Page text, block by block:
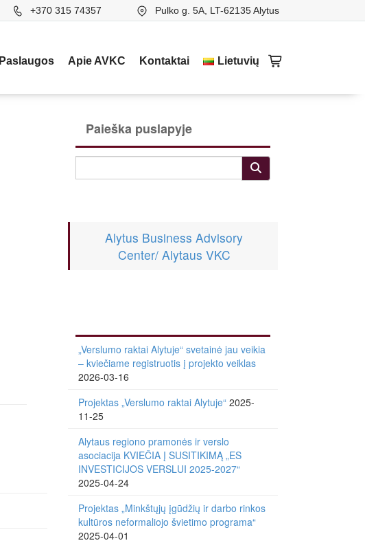
+370 315 74357 Pulko g. 5A, LT-62135 Alytus
Paslaugos Apie AVKC Kontaktai Lietuvių
Paieška puslapyje
Alytus Business Advisory
Center/ Alytaus VKC
„Verslumo raktai Alytuje“ svetainė jau veikia
– kviečiame registruotis į projekto veiklas
2026-03-16
Projektas „Verslumo raktai Alytuje“ 2025-
11-25
Alytaus regiono pramonės ir verslo
asociacija KVIEČIA Į SUSITIKIMĄ „ES
INVESTICIJOS VERSLUI 2025-2027“
2025-04-24
Projektas „Minkštųjų įgūdžių ir darbo rinkos
kultūros neformaliojo švietimo programa“
2025-04-01